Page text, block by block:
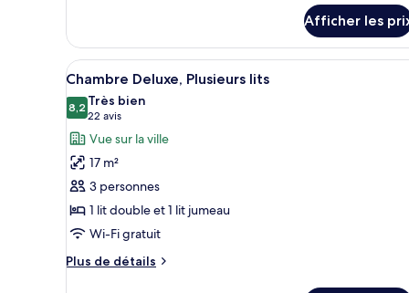
jumeaux,
vue
sur
la
ville
Chambre
classique,
2
jumeaux,
sur
la
ville
Afficher les
Afficher
toutes
les
photos
pour
ce
type
de
chambre :
Chambre
Minibar, bureau, espace de
4
Chambre Deluxe, Plusieurs lits
8,28,2 sur 10
Très bien
22 avis
(22 avis)
Vue sur la ville
17 m²
3 personnes
1 lit double et 1 lit jumeau
Wi-Fi gratuit
Plus de détails
Plus